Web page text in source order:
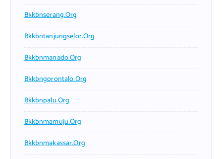
Bkkbnserang.org
Bkkbntanjungselor.org
Bkkbnmanado.org
Bkkbngorontalo.org
Bkkbnpalu.org
Bkkbnmamuju.org
Bkkbnmakassar.org